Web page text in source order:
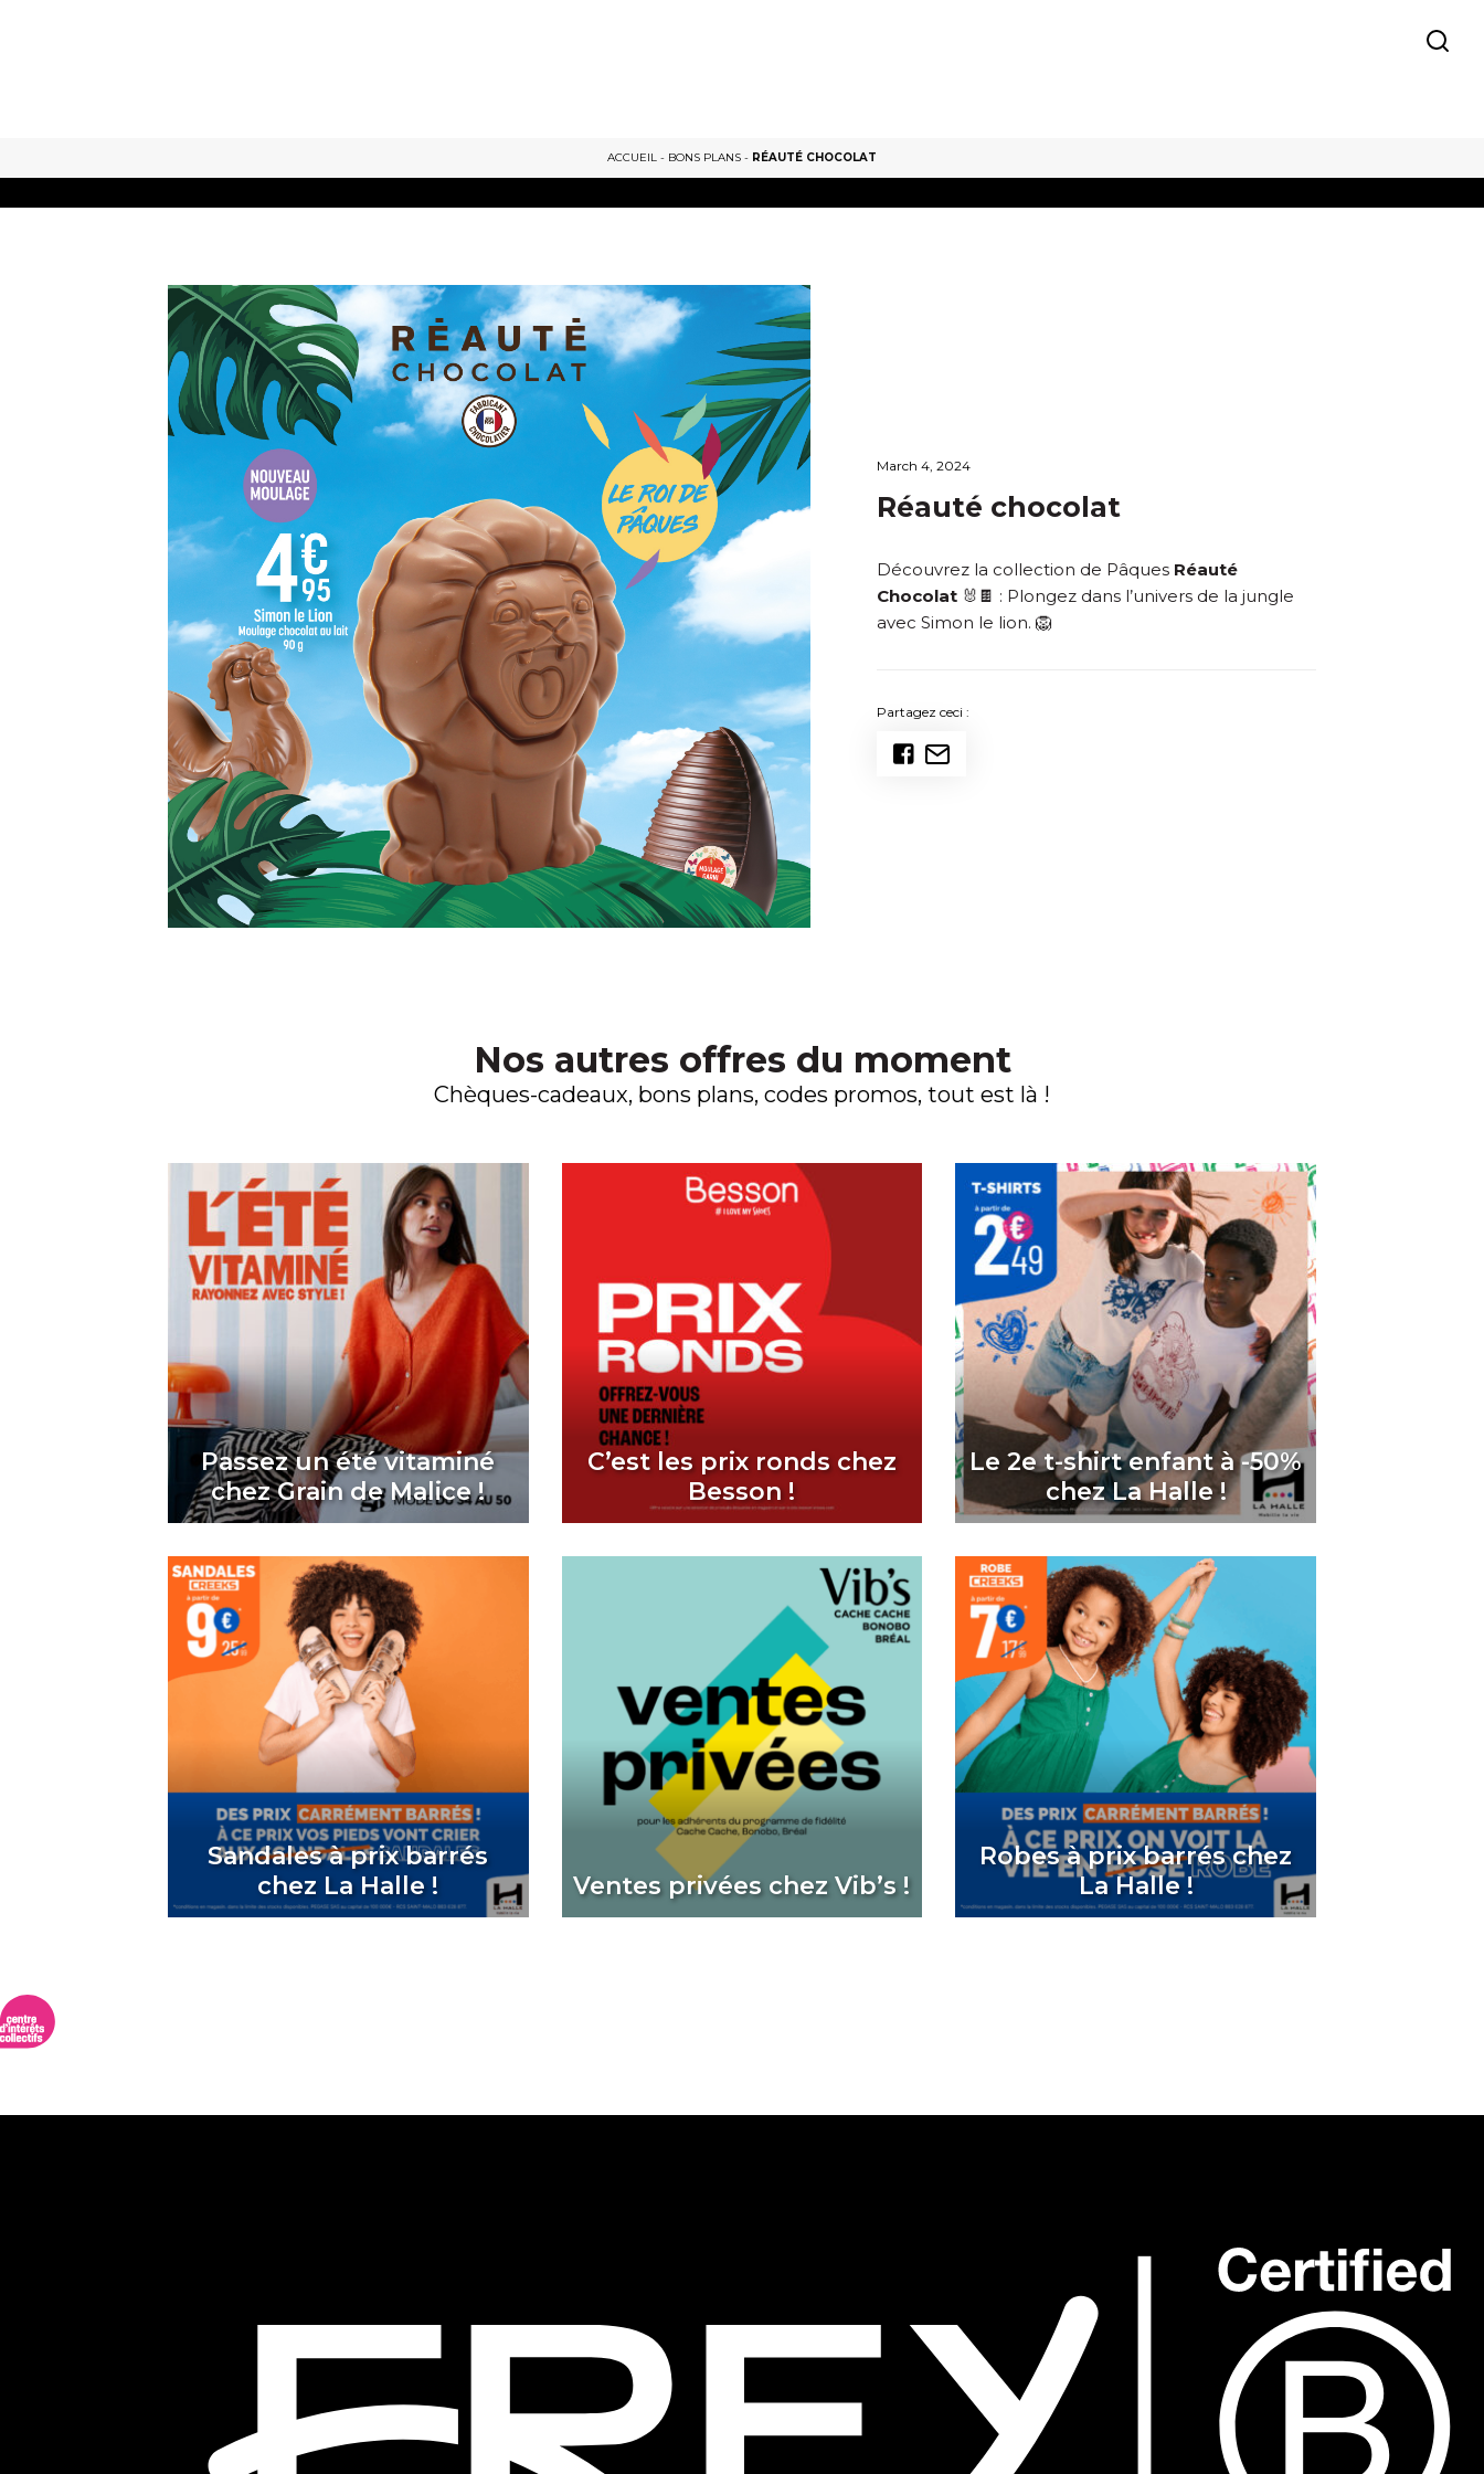
ACCUEIL - BONS PLANS - RÉAUTÉ CHOCOLAT
March 4, 2024
Réauté chocolat
Découvrez la collection de Pâques Réauté
Chocolat🐰🍫 : Plongez dans l’univers de la jungle
avec Simon le lion. 🦁
Partagez ceci :
Nos autres offres du moment
Chèques-cadeaux, bons plans, codes promos, tout est là !
Passez un été vitaminé
chez Grain de Malice !
C’est les prix ronds chez
Besson !
Le 2e t-shirt enfant à -50%
chez La Halle !
Sandales à prix barrés
chez La Halle !
Ventes privées chez Vib’s !
Robes à prix barrés chez
La Halle !